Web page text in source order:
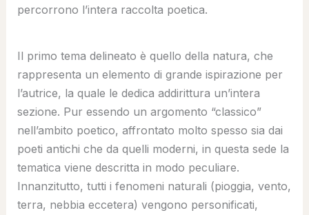
percorrono l’intera raccolta poetica.
Il primo tema delineato è quello della natura, che
rappresenta un elemento di grande ispirazione per
l’autrice, la quale le dedica addirittura un’intera
sezione. Pur essendo un argomento “classico”
nell’ambito poetico, affrontato molto spesso sia dai
poeti antichi che da quelli moderni, in questa sede la
tematica viene descritta in modo peculiare.
Innanzitutto, tutti i fenomeni naturali (pioggia, vento,
terra, nebbia eccetera) vengono personificati,